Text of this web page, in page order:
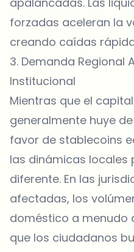
forzadas aceleran la
creando caídas
3. Demanda Regional
Institucional
Mientras que el
generalmente huye
favor de stablecoins
las dinámicas locales
diferente. En las
afectadas, los
doméstico a menudo
que los ciudadanos